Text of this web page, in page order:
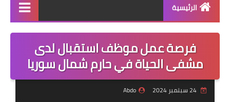
الرئيسية
القائمة
مناقصات
فرص عمل داخل سوريا
فرصة عمل موظف استقبال لدى
مشفى الحياة في حارم شمال سوريا
24 سبتمبر 2024
Abdo